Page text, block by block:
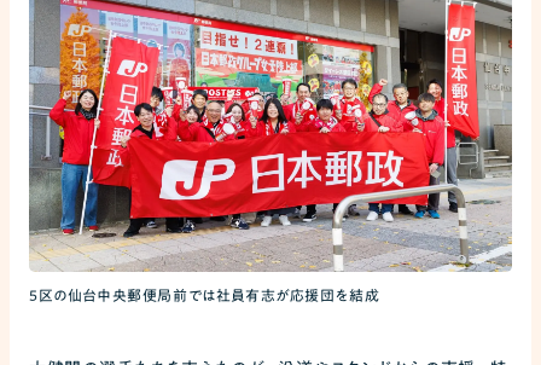
5区の仙台中央郵便局前では社員有志が応援団を結成